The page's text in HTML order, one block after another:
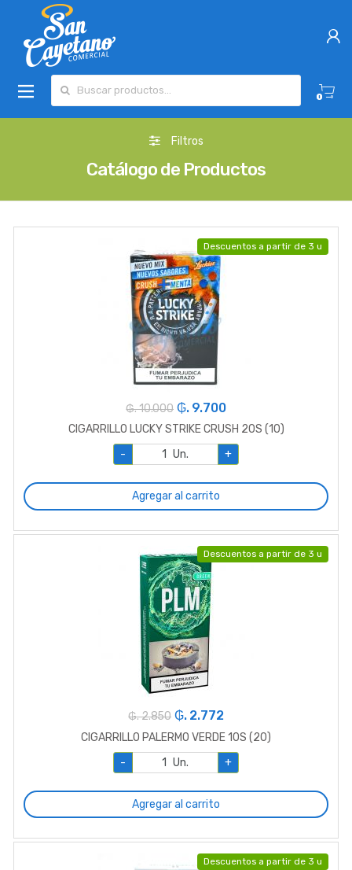
0
Filtros
Catálogo de Productos
Descuentos a partir de 3 u
₲. 10.000 ₲. 9.700
CIGARRILLO LUCKY STRIKE CRUSH 20S (10)
-
Un. +
Agregar al carrito
Descuentos a partir de 3 u
₲. 2.850 ₲. 2.772
CIGARRILLO PALERMO VERDE 10S (20)
-
Un. +
Agregar al carrito
Descuentos a partir de 3 u